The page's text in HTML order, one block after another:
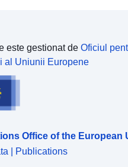
este gestionat de Oficiul
al Uniunii Europene
Office of the European
| Publications